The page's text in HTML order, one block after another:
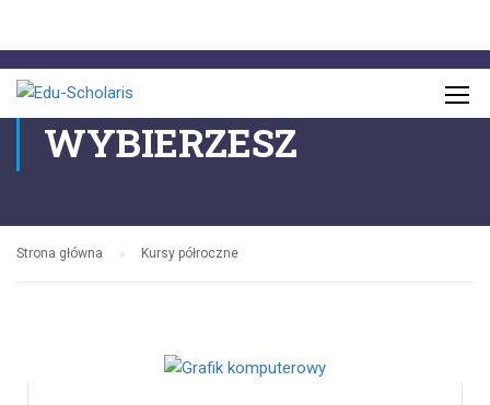
KTÓRY KIERUNEK
WYBIERZESZ
Strona główna Kursy półroczne